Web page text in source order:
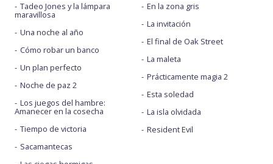
Tadeo Jones y la lámpara
maravillosa
Una noche al año
Cómo robar un banco
Un plan perfecto
Noche de paz 2
Los juegos del hambre:
Amanecer en la cosecha
Tiempo de victoria
Sacamantecas
En la zona gris
La invitación
El final de Oak Street
La maleta
Prácticamente magia 2
Esta soledad
La isla olvidada
Resident Evil